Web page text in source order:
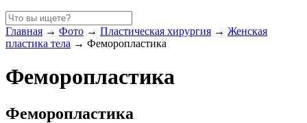
Главная → Фото → Пластическая хирургия → Женская
пластика тела → Феморопластика
Феморопластика
Феморопластика